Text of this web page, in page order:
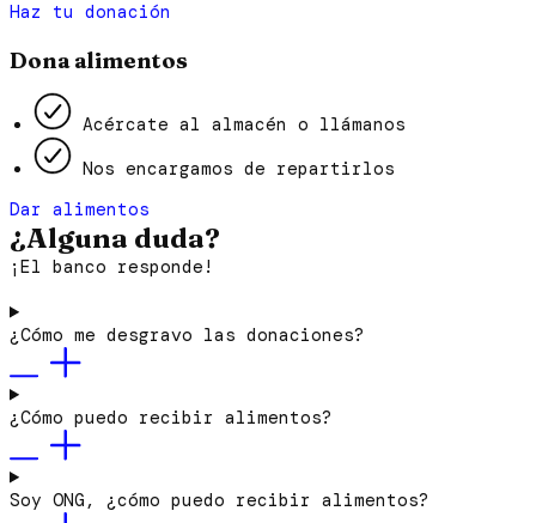
Haz tu donación
Dona alimentos
Acércate al almacén o llámanos
Nos encargamos de repartirlos
Dar alimentos
¿Alguna duda?
¡El banco responde!
¿Cómo me desgravo las donaciones?
¿Cómo puedo recibir alimentos?
Soy ONG, ¿cómo puedo recibir alimentos?